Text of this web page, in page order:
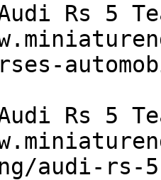
Rs 5
Rs 5
audi-rs-